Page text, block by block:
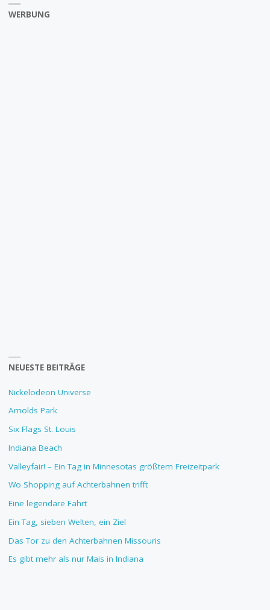
WERBUNG
NEUESTE BEITRÄGE
Nickelodeon Universe
Arnolds Park
Six Flags St. Louis
Indiana Beach
Valleyfair! – Ein Tag in Minnesotas größtem Freizeitpark
Wo Shopping auf Achterbahnen trifft
Eine legendäre Fahrt
Ein Tag, sieben Welten, ein Ziel
Das Tor zu den Achterbahnen Missouris
Es gibt mehr als nur Mais in Indiana